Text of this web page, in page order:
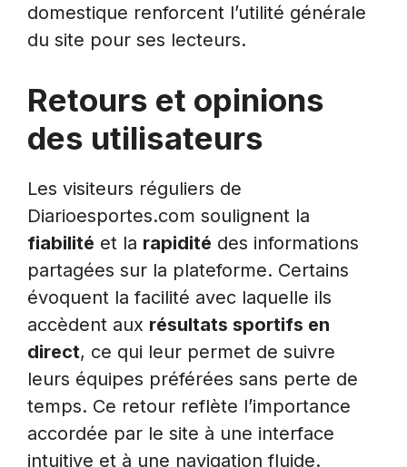
domestique renforcent l’utilité générale
du site pour ses lecteurs.
Retours et opinions
des utilisateurs
Les visiteurs réguliers de
Diarioesportes.com soulignent la
fiabilité et la rapidité des informations
partagées sur la plateforme. Certains
évoquent la facilité avec laquelle ils
accèdent aux résultats sportifs en
direct, ce qui leur permet de suivre
leurs équipes préférées sans perte de
temps. Ce retour reflète l’importance
accordée par le site à une interface
intuitive et à une navigation fluide.